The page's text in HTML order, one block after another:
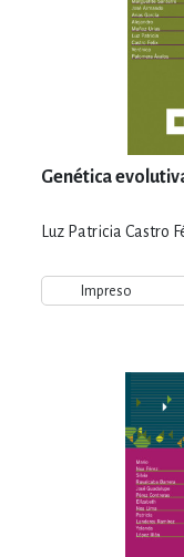
Genética
Luz Patricia Castro
Impreso